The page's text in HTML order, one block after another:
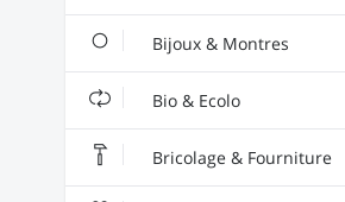
Bijoux & Montres
Bio & Ecolo
Bricolage & Fourniture